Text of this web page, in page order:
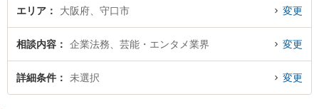
弁護士のプロフィール情報や弁護士費用、強みなどが注目されています。『守
士を検索したい』『初回相談無料で芸能・エンタメ業界を法律相談できる守口
市内の弁護士に相談予約したい』などでお困りの相談者さんにおすすめです。
エリア 大阪府、守口市 変更
相談内容 企業法務、芸能・エンタメ業界 変更
詳細条件 未選択 変更